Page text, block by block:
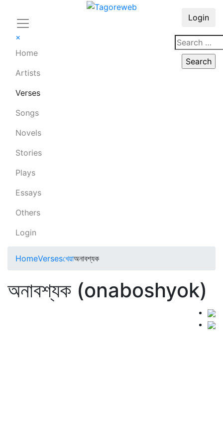
×
Home
Artists
Verses
Songs
Novels
Stories
Plays
Essays
Others
Login
Login
HomeVersesখেয়াঅনাবশ্যক
অনাবশ্যক (onaboshyok)